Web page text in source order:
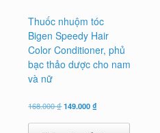
Thuốc nhuộm tóc
Bigen Speedy Hair
Color Conditioner, phủ
bạc thảo dược cho nam
và nữ
168.000₫Giá
là:
149.000₫
tại